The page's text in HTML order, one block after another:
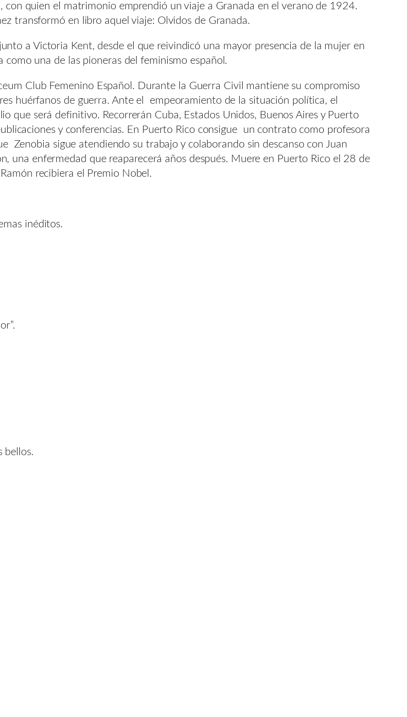
con quien el matrimonio emprendió un viaje a Granada en el verano de 1924.
transformó en libro aquel viaje: Olvidos de Granada.
a Victoria Kent, desde el que reivindicó una mayor presencia de la mujer en
una de las pioneras del feminismo español.
Club Femenino Español. Durante la Guerra Civil mantiene su compromiso
huérfanos de guerra. Ante el empeoramiento de la situación política, el
que será definitivo. Recorrerán Cuba, Estados Unidos, Buenos Aires y Puerto
y conferencias. En Puerto Rico consigue un contrato como profesora
Zenobia sigue atendiendo su trabajo y colaborando sin descanso con Juan
una enfermedad que reaparecerá años después. Muere en Puerto Rico el 28 de
recibiera el Premio Nobel.
inéditos.
bellos.